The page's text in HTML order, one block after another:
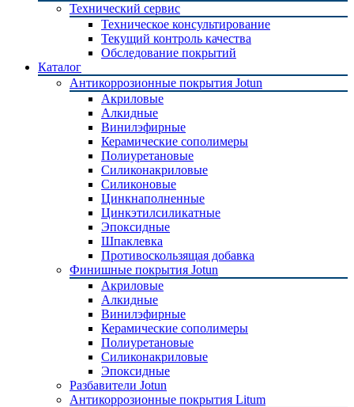
Технический сервис
Техническое консультирование
Текущий контроль качества
Обследование покрытий
Каталог
Антикоррозионные покрытия Jotun
Акриловые
Алкидные
Винилэфирные
Керамические сополимеры
Полиуретановые
Силиконакриловые
Силиконовые
Цинкнаполненные
Цинкэтилсиликатные
Эпоксидные
Шпаклевка
Противоскользящая добавка
Финишные покрытия Jotun
Акриловые
Алкидные
Винилэфирные
Керамические сополимеры
Полиуретановые
Силиконакриловые
Эпоксидные
Разбавители Jotun
Антикоррозионные покрытия Litum